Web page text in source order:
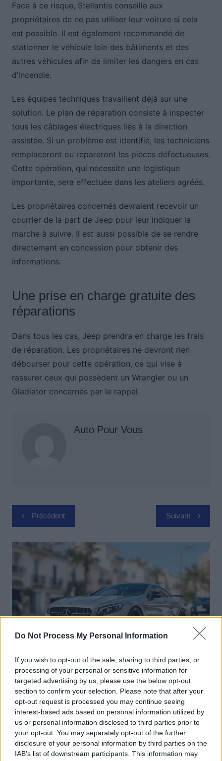
Do Not Process My Personal Information
If you wish to opt-out of the sale, sharing to third parties, or
processing of your personal or sensitive information for
targeted advertising by us, please use the below opt-out
section to confirm your selection. Please note that after your
opt-out request is processed you may continue seeing
interest-based ads based on personal information utilized by
us or personal information disclosed to third parties prior to
your opt-out. You may separately opt-out of the further
disclosure of your personal information by third parties on the
IAB’s list of downstream participants. This information may
Face à ce risque, Stellantis conseille aux
propriétaires de ne pas utiliser leur voiture si cela
est possible. Il est également recommandé de
stationner le véhicule loin des bâtiments et des
autres véhicules afin de limiter les dangers en cas
d’incendie.
Les équipes techniques travaillent déjà sur une
solution. Le plan de réparation consiste à inspecter
tous les câblages électriques liés à la direction
assistée. Si un problème est identifié, les techniciens
remplaceront ou répareront les pièces défectueuses.
Cette opération, qui nécessite une logistique
importante, sera effectuée dans les ateliers agréés.
Les propriétaires concernés devraient recevoir un
courrier de la part de Jeep pour leur indiquer la
marche à suivre. Il est aussi possible de se rendre
directement en concession pour obtenir des
informations.
Une prise en charge gratuite des
réparations
Dans tous les cas, Jeep prendra en charge les frais
de réparation. Les propriétaires ne devront rien
débourser pour cette opération, ce qui vise à
rassurer ceux qui possèdent un Wrangler ou un
Gladiator concernés par le rappel.
Auto Pour Vous
Navigation
de
l’article
Précédent Suivant
Sécurité Automobile
Vitesse folle à Marseille : Une Mercedes
flashée à 221 km/h
Auto Pour Vous 5 août 2026